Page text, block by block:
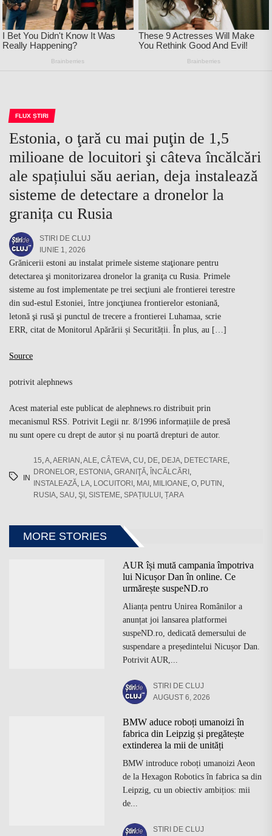
FLUX ȘTIRI
Estonia, o ţară cu mai puţin de 1,5
milioane de locuitori şi câteva încălcări
ale spațiului său aerian, deja instalează
sisteme de detectare a dronelor la
granița cu Rusia
STIRI DE CLUJ
IUNIE 1, 2026
Grănicerii estoni au instalat primele sisteme staţionare pentru
detectarea şi monitorizarea dronelor la graniţa cu Rusia. Primele
sisteme au fost implementate pe trei secţiuni ale frontierei terestre
din sud-estul Estoniei, între joncţiunea frontierelor estoniană,
letonă şi rusă şi punctul de trecere a frontierei Luhamaa, scrie
ERR, citat de Monitorul Apărării și Securității. În plus, au […]
Source
potrivit alephnews
Acest material este publicat de alephnews.ro distribuit prin
mecanismul RSS. Potrivit Legii nr. 8/1996 informațiile de presă
nu sunt opere cu drept de autor și nu poartă drepturi de autor.
IN
15,A,AERIAN ,ALE, CÂTEVA, CU, DE, DEJA, DETECTARE,
DRONELOR, ESTONIA, GRANIŢĂ, ÎNCĂLCĂRI ,
INSTALEAZĂ, LA, LOCUITORI , MAI , MILIOANE, O, PUTIN ,
RUSIA, SAU, ŞI , SISTEME, SPAȚIULUI , ȚARA
MORE STORIES
AUR își mută campania împotriva
lui Nicușor Dan în online. Ce
urmărește suspeND.ro
Alianța pentru Unirea Românilor a
anunțat joi lansarea platformei
suspeND.ro, dedicată demersului de
suspendare a președintelui Nicușor Dan.
Potrivit AUR,...
STIRI DE CLUJ
AUGUST 6, 2026
BMW aduce roboți umanoizi în
fabrica din Leipzig și pregătește
extinderea la mii de unități
BMW introduce roboți umanoizi Aeon
de la Hexagon Robotics în fabrica sa din
Leipzig, cu un obiectiv ambițios: mii
de...
STIRI DE CLUJ